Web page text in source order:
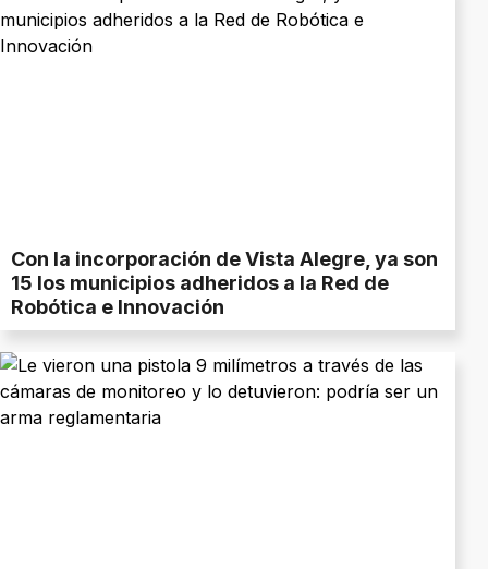
Con la incorporación de Vista Alegre, ya son
15 los municipios adheridos a la Red de
Robótica e Innovación